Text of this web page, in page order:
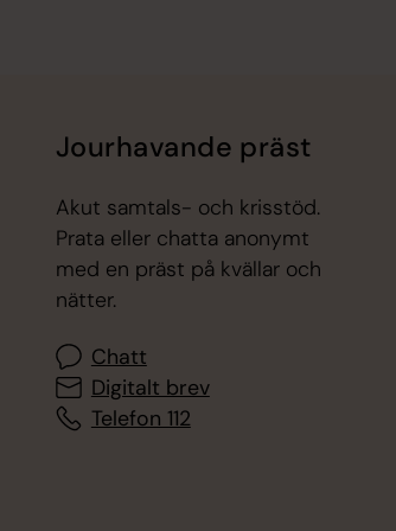
Jourhavande präst
Akut samtals- och krisstöd.
Prata eller chatta anonymt
med en präst på kvällar och
nätter.
Chatt
Digitalt brev
Telefon 112